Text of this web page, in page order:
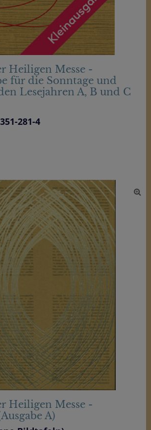
Heiligen Messe -
für die Sonntage und
Lesejahren A, B und C
281-4
Heiligen Messe -
A)